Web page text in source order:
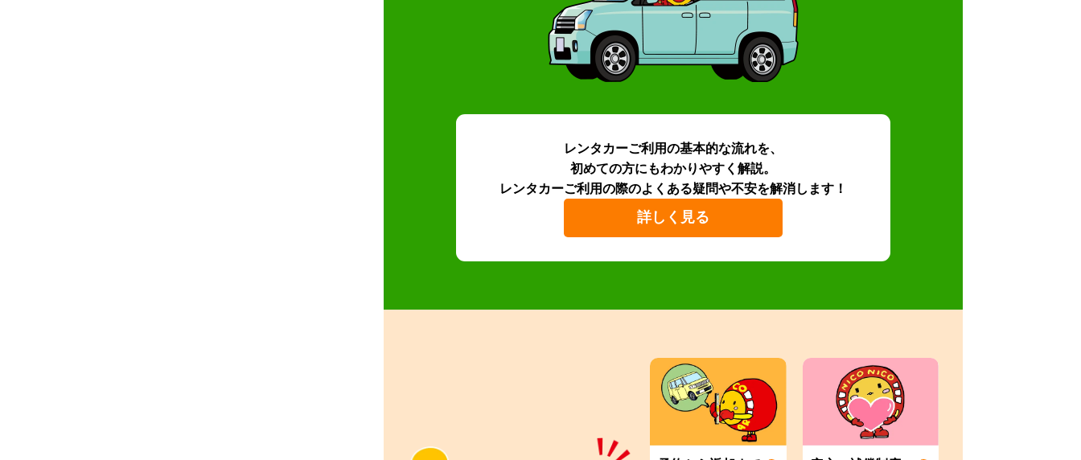
レンタカーご利用の基本的な流れを、
初めての方にもわかりやすく解説。
レンタカーご利用の際のよくある疑問や不安を解消します！
詳しく見る